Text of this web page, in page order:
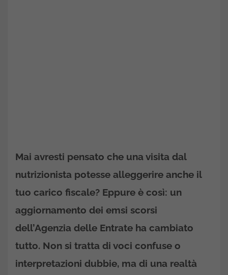
Mai avresti pensato che una visita dal
nutrizionista potesse alleggerire anche il
tuo carico fiscale? Eppure è così: un
aggiornamento dei emsi scorsi
dell’Agenzia delle Entrate ha cambiato
tutto. Non si tratta di voci confuse o
interpretazioni dubbie, ma di una realtà